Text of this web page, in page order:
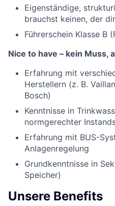
Eigenständige,
brauchst keinen, der
Führerschein Klasse B
Nice to have – kein Muss,
Erfahrung mit
Herstellern (z. B.
Bosch)
Kenntnisse in
normgerechter
Erfahrung mit BUS-
Anlagenregelung
Grundkenntnisse in
Speicher)
Unsere Benefits